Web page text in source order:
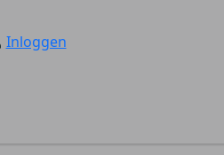
Inloggen